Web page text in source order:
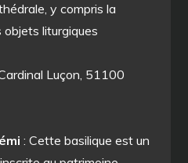
y compris la
liturgiques
Luçon, 51100
: Cette basilique est un